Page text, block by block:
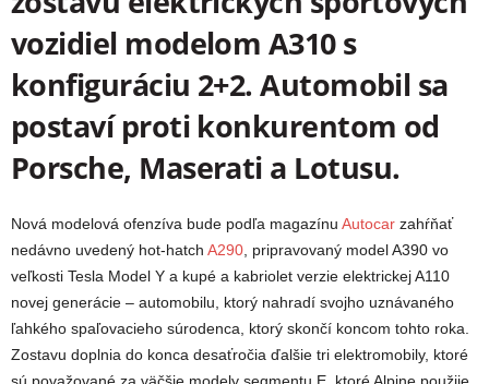
vozidiel modelom A310 s
konfiguráciu 2+2. Automobil sa
postaví proti konkurentom od
Porsche, Maserati a Lotusu.
Nová modelová ofenzíva bude podľa magazínu Autocar zahŕňať
nedávno uvedený hot-hatch A290 , pripravovaný model A390 vo
veľkosti Tesla Model Y a kupé a kabriolet verzie elektrickej A110
novej generácie – automobilu, ktorý nahradí svojho uznávaného
ľahkého spaľovacieho súrodenca, ktorý skončí koncom tohto roka.
Zostavu doplnia do konca desaťročia ďalšie tri elektromobily, ktoré